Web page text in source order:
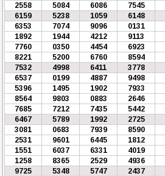
2558
5084 6086 7545
6159
5238 1059 6148
6353
7074 9096 0131
1892
1944 4212 9113
7760
0350 4454 6923
8221
5200 6760 8594
7532
4998 6411 3778
6537
0199 4887 9498
5396
1495 1902 7933
8564
9803 0883 2646
7685
7212 7435 5442
6467
5789 1992 2725
3081
0683 7939 8590
2531
9601 6445 1812
1551
6037 6331 4019
1258
8365 2529 4936
9725
5348 5747 2437